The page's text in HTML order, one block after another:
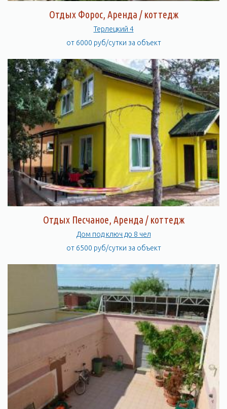
Отдых Форос, Аренда / коттедж
Терлецкий 4
от 6000 руб/сутки за объект
Отдых Песчаное, Аренда / коттедж
Дом под ключ до 8 чел
от 6500 руб/сутки за объект